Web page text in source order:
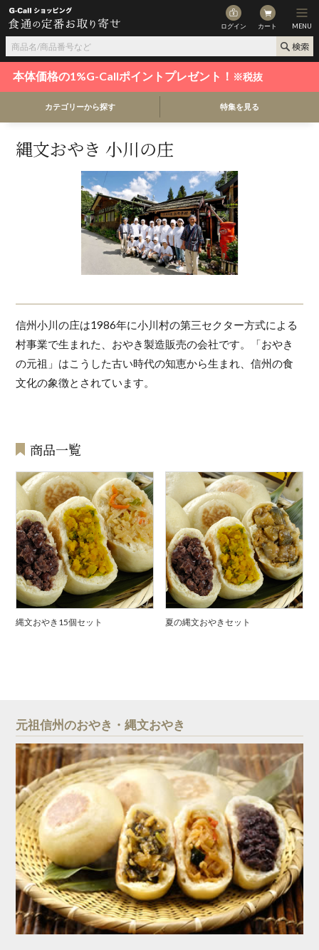
ログイン カート MENU
本体価格の1%G-Callポイントプレゼント！ ※税抜
カテゴリーから探す 特集を見る
縄文おやき 小川の庄
信州小川の庄は1986年に小川村の第三セクター方式による
村事業で生まれた、おやき製造販売の会社です。「おやき
の元祖」はこうした古い時代の知恵から生まれ、信州の食
文化の象徴とされています。
商品一覧
縄文おやき15個セット 夏の縄文おやきセット
元祖信州のおやき・縄文おやき